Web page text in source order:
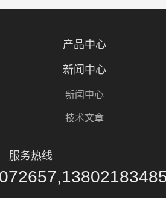
产品中心
新闻中心
新闻中心
技术文章
服务热线